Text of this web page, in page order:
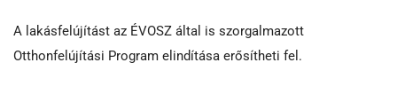
A lakásfelújítást az ÉVOSZ által is szorgalmazott
Otthonfelújítási Program elindítása erősítheti fel.